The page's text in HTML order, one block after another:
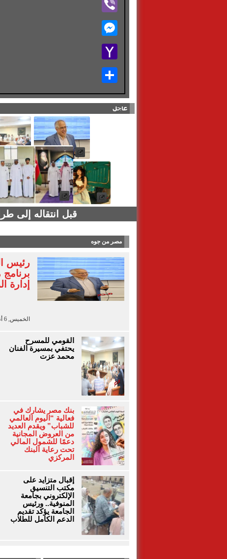
قبل انتقاله إلى
مصر من جوه
رئيس
إدارة
الخميس, 6 أغسطس 2026 - 18:40
القومي للمسرح
يحتفي بمسيرة الفنان
محمد عزت
بنك مصر يشارك في
فعالية “اليوم العالمي
للشباب” ويقدم العديد
من العروض المجانية
دعمًا للشمول المالي
تحت رعاية البنك
المركزي
إقبال متزايد على
مكتب التنسيق
الإلكتروني بجامعة
المنوفية.. ورئيس
الجامعة يؤكد تقديم
الدعم الكامل للطلاب